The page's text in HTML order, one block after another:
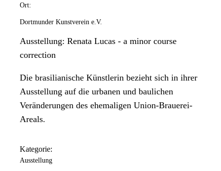
Ort:
Dortmunder Kunstverein e.V.
Ausstellung: Renata Lucas - a minor course
correction
Die brasilianische Künstlerin bezieht sich in ihrer
Ausstellung auf die urbanen und baulichen
Veränderungen des ehemaligen Union-Brauerei-
Areals.
Kategorie:
Ausstellung